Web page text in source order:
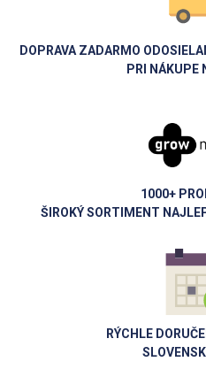
DOPRAVA ZADARMO
PRI NÁKUPE
1000+
ŠIROKÝ SORTIMENT
RÝCHLE